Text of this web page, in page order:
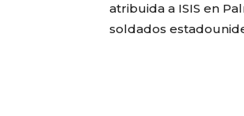
atribuida a ISIS en
soldados